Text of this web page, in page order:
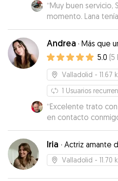
“Muy buen servicio,
momento. Lana
Andrea · Más que
5.0 (5
Valladolid - 11.67
1 Usuarios
“Excelente trato
en contacto
En breve estará
nuevo
Iria · Actriz amante
Valladolid - 11.70